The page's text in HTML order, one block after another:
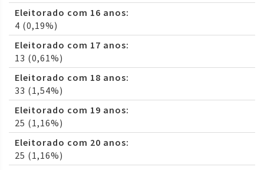
Eleitorado com 16 anos:
4 (0,19%)
Eleitorado com 17 anos:
13 (0,61%)
Eleitorado com 18 anos:
33 (1,54%)
Eleitorado com 19 anos:
25 (1,16%)
Eleitorado com 20 anos:
25 (1,16%)